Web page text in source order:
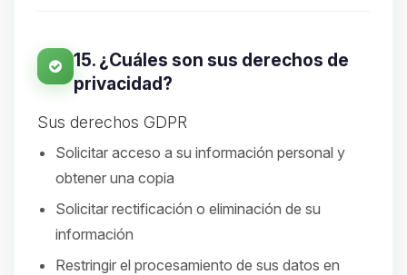
15. ¿Cuáles son sus derechos de
privacidad?
Sus derechos GDPR
Solicitar acceso a su información personal y
obtener una copia
Solicitar rectificación o eliminación de su
información
Restringir el procesamiento de sus datos en